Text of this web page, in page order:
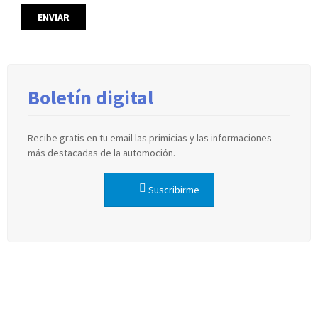
Boletín digital
Recibe gratis en tu email las primicias y las informaciones
más destacadas de la automoción.
Suscribirme